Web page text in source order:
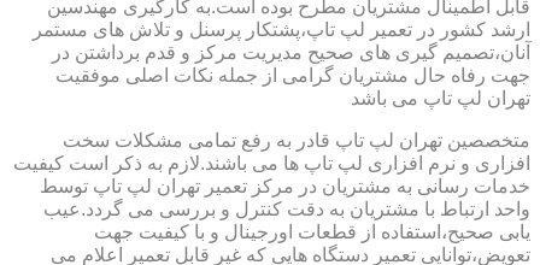
قابل اطمینال مشتریان مطرح بوده است.به کارگیری مهندسین
ارشد کشور در تعمیر لپ تاپ،پشتکار پرسنل و تلاش های مستمر
آنان،تصمیم گیری های صحیح مدیریت مرکز و قدم برداشتن در
جهت رفاه حال مشتریان گرامی از جمله نکات اصلی موفقیت
تهران لپ تاپ می باشد
متخصصین تهران لپ تاپ قادر به رفع تمامی مشکلات سخت
افزاری و نرم افزاری لپ تاپ ها می باشند.لازم به ذکر است کیفیت
خدمات رسانی به مشتریان در مرکز تعمیر تهران لپ تاپ توسط
واحد ارتباط با مشتریان به دقت کنترل و بررسی می گردد.عیب
یابی صحیح،استفاده از قطعات اورجینال و با کیفیت جهت
تعویض،توانایی تعمیر دستگاه هایی که غیر قابل تعمیر اعلام می